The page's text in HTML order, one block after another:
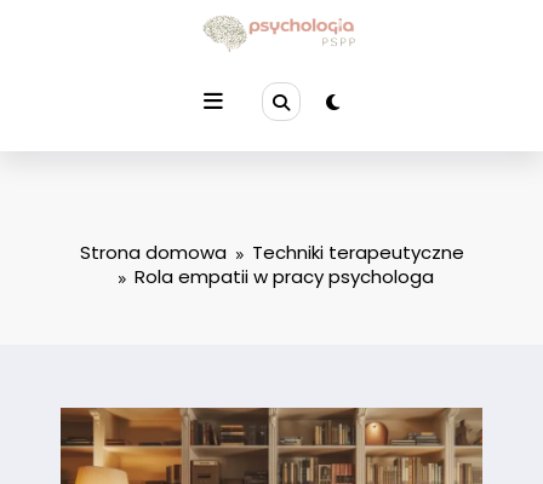
Strona domowa
Techniki terapeutyczne
Rola empatii w pracy psychologa